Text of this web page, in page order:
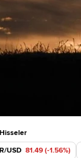
USD 81.49 (-1.56%)